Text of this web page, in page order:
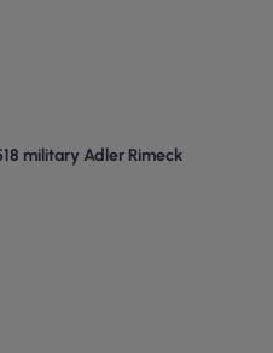
military Adler Rimeck